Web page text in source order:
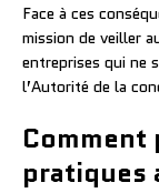
Face à ces
mission de veiller
entreprises qui ne
l’Autorité de la
pratiques